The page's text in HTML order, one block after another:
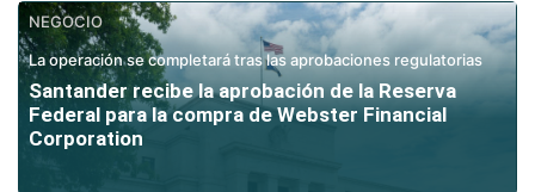
NEGOCIO
La operación se completará tras las aprobaciones regulatorias
Santander recibe la aprobación de la Reserva
Federal para la compra de Webster Financial
Corporation